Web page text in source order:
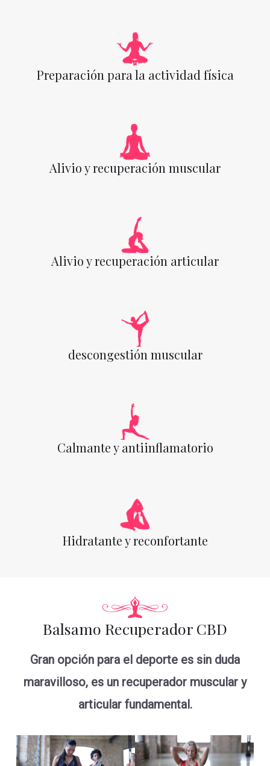
Preparación para la actividad física
Alivio y recuperación muscular
Alivio y recuperación articular
descongestión muscular
Calmante y antiinflamatorio
Hidratante y reconfortante
Balsamo Recuperador CBD
Gran opción para el deporte es sin duda
maravilloso, es un recuperador muscular y
articular fundamental.